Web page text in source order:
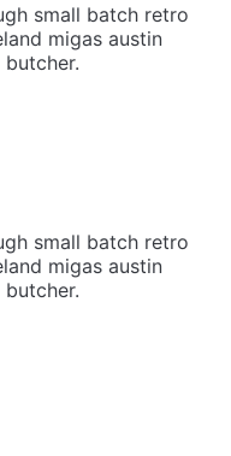
small batch retro
migas austin
small batch retro
migas austin